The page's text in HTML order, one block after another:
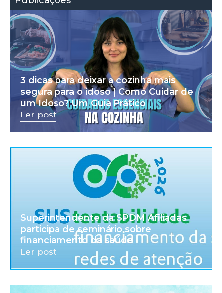
3 dicas para deixar a cozinha mais
segura para o idoso | Como Cuidar de
um Idoso? Um Guia Prático
Ler post
Superintendente da SPDM Afiliadas
participa de seminário sobre
financiamento da saúde
Ler post